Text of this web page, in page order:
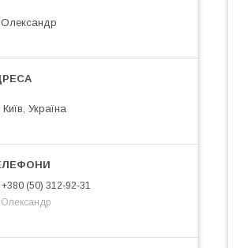
Олександр
Київ, Україна
+380 (50) 312-92-31
Олександр